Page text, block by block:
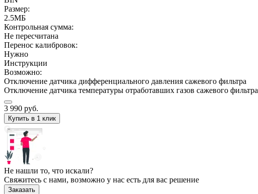
Размер:
2.5МБ
Контрольная сумма:
Не пересчитана
Перенос калибровок:
Нужно
Инструкции
Возможно:
Отключение датчика дифференциального давления сажевого фильтра
Отключение датчика температуры отработавших газов сажевого фильтра
3 990 руб.
Купить в 1 клик
Не нашли то, что искали?
Свяжитесь с нами, возможно у нас есть для вас решение
Заказать